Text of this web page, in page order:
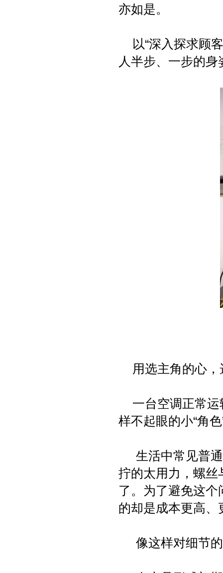
亦如是。
以“深入探求顾
人半步、一步的身
用选主角的心，
一台空调正常运
样不起眼的小“角
生活中常见普通
拧的太用力，螺丝
了。为了避免这
的却是成本更高
像这样对细节的